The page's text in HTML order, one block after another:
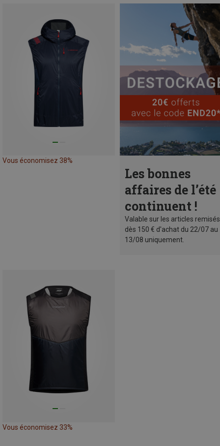
Vous économisez 38%
Les bonnes
affaires de l’été
continuent !
Valable sur les articles remisés
dès 150 € d'achat du 22/07 au
13/08 uniquement.
Vous économisez 33%